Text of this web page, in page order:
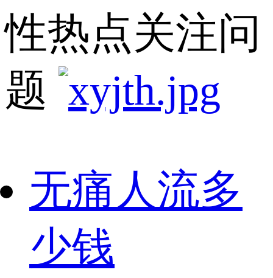
性热点关注问
题
无痛人流多
少钱